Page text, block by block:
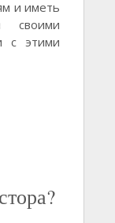
и иметь
своими
с этими